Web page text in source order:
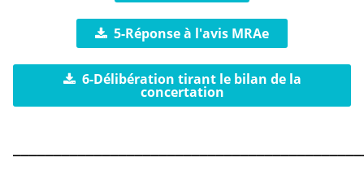
5-Réponse à l'avis MRAe
6-Délibération tirant le bilan de la
concertation